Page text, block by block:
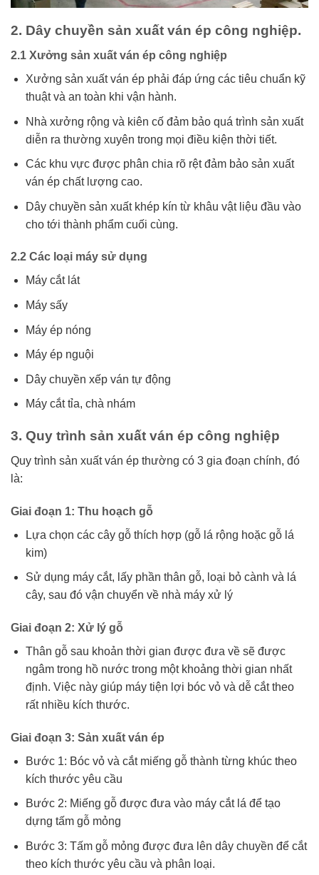
2. Dây chuyền sản xuất ván ép công nghiệp.
2.1 Xưởng sản xuất ván ép công nghiệp
Xưởng sản xuất ván ép phải đáp ứng các tiêu chuẩn kỹ
thuật và an toàn khi vận hành.
Nhà xưởng rộng và kiên cố đảm bảo quá trình sản xuất
diễn ra thường xuyên trong mọi điều kiện thời tiết.
Các khu vực được phân chia rõ rệt đảm bảo sản xuất
ván ép chất lượng cao.
Dây chuyền sản xuất khép kín từ khâu vật liệu đầu vào
cho tới thành phẩm cuối cùng.
2.2 Các loại máy sử dụng
Máy cắt lát
Máy sấy
Máy ép nóng
Máy ép nguội
Dây chuyền xếp ván tự động
Máy cắt tỉa, chà nhám
3. Quy trình sản xuất ván ép công nghiệp
Quy trình sản xuất ván ép thường có 3 gia đoạn chính, đó
là:
Giai đoạn 1: Thu hoạch gỗ
Lựa chọn các cây gỗ thích hợp (gỗ lá rộng hoặc gỗ lá
kim)
Sử dụng máy cắt, lấy phần thân gỗ, loại bỏ cành và lá
cây, sau đó vận chuyển về nhà máy xử lý
Giai đoạn 2: Xử lý gỗ
Thân gỗ sau khoản thời gian được đưa về sẽ được
ngâm trong hồ nước trong một khoảng thời gian nhất
định. Việc này giúp máy tiện lợi bóc vỏ và dễ cắt theo
rất nhiều kích thước.
Giai đoạn 3: Sản xuất ván ép
Bước 1: Bóc vỏ và cắt miếng gỗ thành từng khúc theo
kích thước yêu cầu
Bước 2: Miếng gỗ được đưa vào máy cắt lá để tạo
dựng tấm gỗ mỏng
Bước 3: Tấm gỗ mỏng được đưa lên dây chuyền để cắt
theo kích thước yêu cầu và phân loại.